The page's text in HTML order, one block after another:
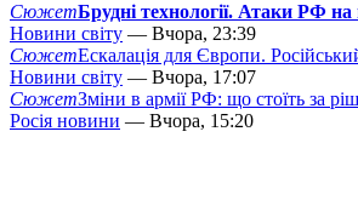
СюжетБрудні технології. Атаки РФ
Новини світу — Вчора, 23:39
СюжетЕскалація для Європи.
Новини світу — Вчора, 17:07
СюжетЗміни в армії РФ: що стоїть за
Росія новини — Вчора, 15:20